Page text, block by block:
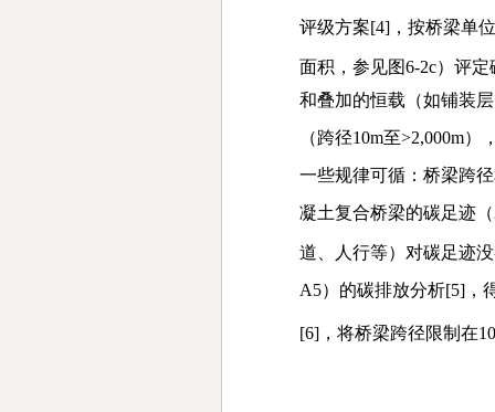
评级方案[4] ，按桥梁单
面积，参见图6-2c）评定
和叠加的恒载（如铺装
（跨径10m至>2,000m）
一些规律可循：桥梁跨
凝土复合桥梁的碳足迹（
道、人行等）对碳足迹
A5）的碳排放分析[5] ，
[6] ，将桥梁跨径限制在